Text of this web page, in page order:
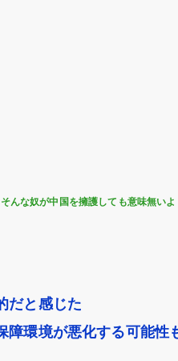
んな奴が中国を擁護しても意味無いよ
だと感じた
環境が悪化する可能性